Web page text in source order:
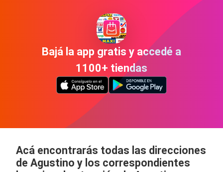
Bajá la app gratis y accedé a
1100+ tiendas
Acá encontrarás todas las direcciones
de Agustino y los correspondientes